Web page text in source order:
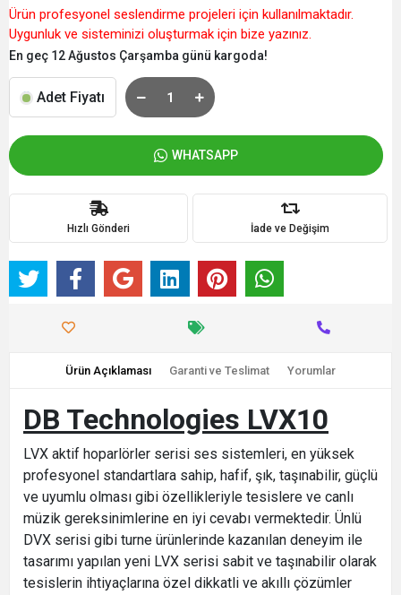
Ürün profesyonel seslendirme projeleri için kullanılmaktadır.
Uygunluk ve sisteminizi oluşturmak için bize yazınız.
En geç 12 Ağustos Çarşamba günü kargoda!
Adet Fiyatı
WHATSAPP
Hızlı Gönderi İade ve Değişim
Ürün Açıklaması Garanti ve Teslimat Yorumlar
DB Technologies LVX10
LVX aktif hoparlörler serisi ses sistemleri, en yüksek
profesyonel standartlara sahip, hafif, şık, taşınabilir, güçlü
ve uyumlu olması gibi özellikleriyle tesislere ve canlı
müzik gereksinimlerine en iyi cevabı vermektedir. Ünlü
DVX serisi gibi turne ürünlerinde kazanılan deneyim ile
tasarımı yapılan yeni LVX serisi sabit ve taşınabilir olarak
tesislerin ihtiyaçlarına özel dikkatli ve akıllı çözümler